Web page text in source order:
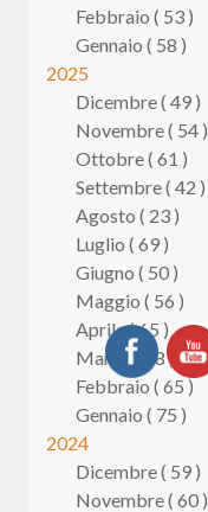
Febbraio ( 53 )
Gennaio ( 58 )
2025
Dicembre ( 49 )
Novembre ( 54 )
Ottobre ( 61 )
Settembre ( 42 )
Agosto ( 23 )
Luglio ( 69 )
Giugno ( 50 )
Maggio ( 56 )
Aprile ( 65 )
Marzo ( 58 )
Febbraio ( 65 )
Gennaio ( 75 )
2024
Dicembre ( 59 )
Novembre ( 60 )